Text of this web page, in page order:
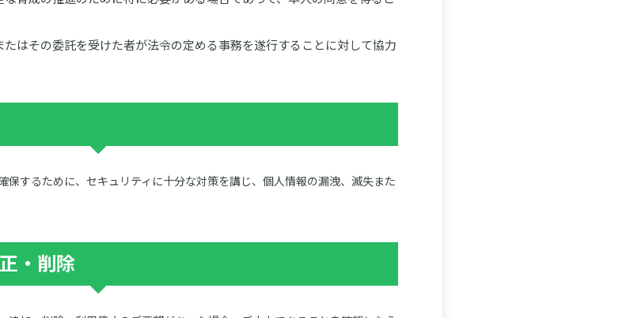
はその委託を受けた者が法令の定める事務を遂行することに対して協力
保するために、セキュリティに十分な対策を講じ、個人情報の漏洩、滅失また
・削除